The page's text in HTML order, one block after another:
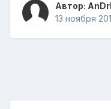
Автор:
13 ноября